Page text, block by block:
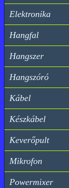
Elektronika
Hangfal
Hangszer
Hangszóró
Kábel
Készkábel
Keverőpult
Mikrofon
Powermixer